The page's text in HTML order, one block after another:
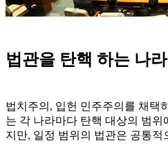
법관을 탄핵 하는 나
법치주의, 입헌 민주주의를 채택
는 각 나라마다 탄핵 대상의 범위
지만, 일정 범위의 법관은 공통적